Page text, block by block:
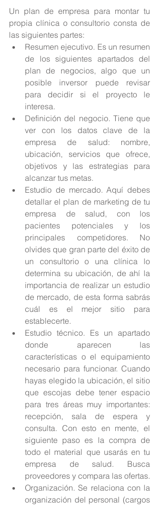
Un plan de empresa para montar tu
propia clínica o consultorio consta de
las siguientes partes:
Resumen ejecutivo. Es un resumen
de los siguientes apartados del
plan de negocios, algo que un
posible inversor puede revisar
para decidir si el proyecto le
interesa.
Definición del negocio. Tiene que
ver con los datos clave de la
empresa de salud: nombre,
ubicación, servicios que ofrece,
objetivos y las estrategias para
alcanzar tus metas.
Estudio de mercado. Aquí debes
detallar el plan de marketing de tu
empresa de salud, con los
pacientes potenciales y los
principales competidores. No
olvides que gran parte del éxito de
un consultorio o una clínica lo
determina su ubicación, de ahí la
importancia de realizar un estudio
de mercado, de esta forma sabrás
cuál es el mejor sitio para
establecerte.
Estudio técnico. Es un apartado
donde aparecen las
características o el equipamiento
necesario para funcionar. Cuando
hayas elegido la ubicación, el sitio
que escojas debe tener espacio
para tres áreas muy importantes:
recepción, sala de espera y
consulta. Con esto en mente, el
siguiente paso es la compra de
todo el material que usarás en tu
empresa de salud. Busca
Organización. Se relaciona con la
organización del personal (cargos